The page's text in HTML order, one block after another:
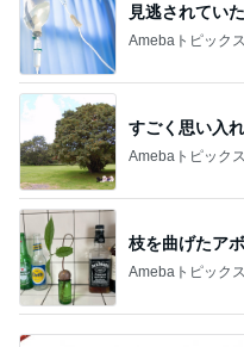
見逃されてい
Amebaトピックス
すごく思い入
Amebaトピックス
枝を曲げたア
Amebaトピックス